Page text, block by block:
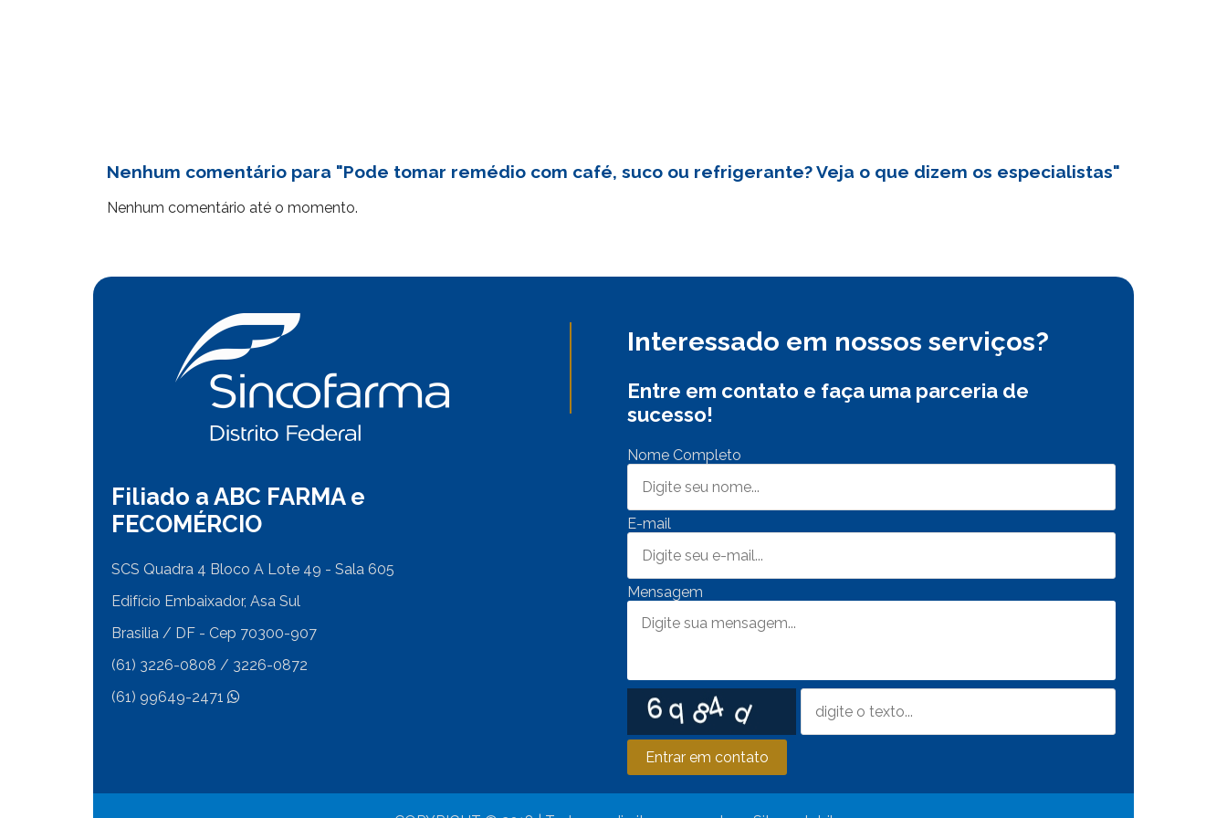
Nenhum comentário para "Pode tomar remédio com café, suco ou refrigerante? Veja o que dizem os especialistas"
Nenhum comentário até o momento.
Filiado a ABC FARMA e
FECOMÉRCIO
SCS Quadra 4 Bloco A Lote 49 - Sala 605
Edifício Embaixador, Asa Sul
Brasilia / DF - Cep 70300-907
(61) 3226-0808 / 3226-0872
(61) 99649-2471
Interessado em nossos serviços?
Entre em contato e faça uma parceria de
sucesso!
Nome Completo
E-mail
Mensagem
Entrar em contato